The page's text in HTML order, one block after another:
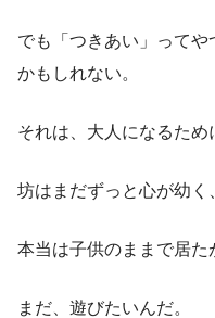
でも「つきあい」って
かもしれない。
それは、大人になるため
坊はまだずっと心が幼く
本当は子供のままで居た
まだ、遊びたいんだ。